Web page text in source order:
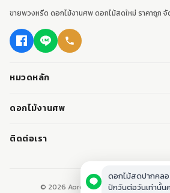
ขายพวงหรีด ดอกไม้งานศพ ดอกไม้สดใหม่ ราคาถูก จั
หมวดหลัก
พวงหรีด
พวงหรีดมาลา
หรีดหนังสือ
ดอกไม้งานศพ
ดอกไม้หน้าศพ
ติดต่อเรา
© 2026 Aorest. ขายพวงหรีด ดอกไม้งาน